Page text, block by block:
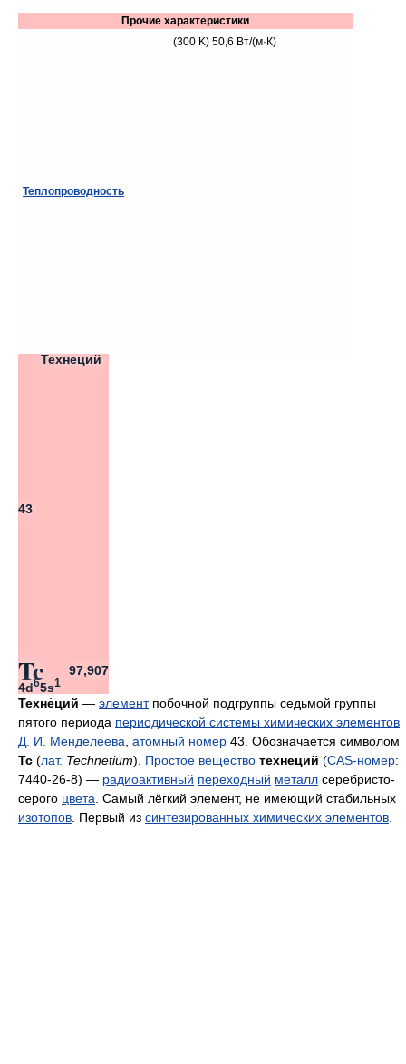
Прочие характеристики
Теплопроводность
(300 K) 50,6 Вт/(м·К)
43
Технеций
Tc
97,907
4d65s1
Техне́ций — элементпобочной подгруппы седьмой группы
пятого периода периодической системы химических элементов
Д. И. Менделеева атомный номер 43. Обозначается символом
Tc (лат. Technetium). Простое вещество технеций (CAS-номер:
7440-26-8) — радиоактивный переходный металл серебристо-
серого цвета . Самый лёгкий элемент, не имеющий стабильных
изотопов . Первый из синтезированных химических элементов